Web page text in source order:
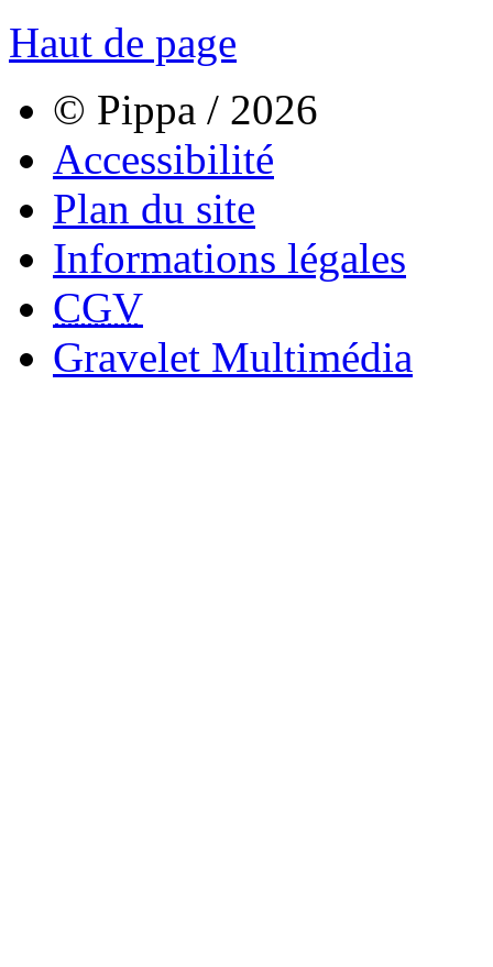
Haut de page
© Pippa / 2026
Accessibilité
Plan du site
Informations légales
CGV
Gravelet Multimédia